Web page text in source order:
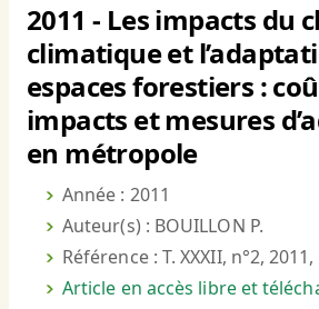
2011 - Les impacts du
climatique et
espaces forestiers :
impacts et mesures
en métropole
Année : 2011
Auteur(s) : BOUILLON P.
Référence : T. XXXII, n°2,
Article en accès libre et